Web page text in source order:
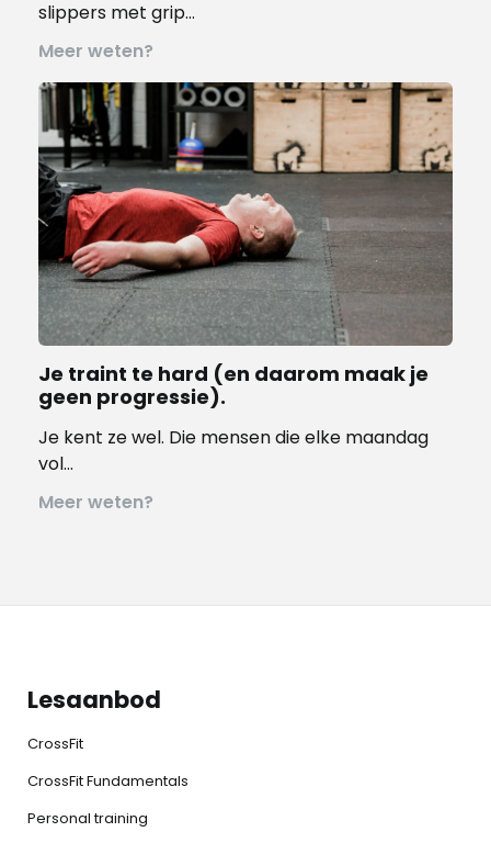
slippers met grip…
Meer weten?
Je traint te hard (en daarom maak je
geen progressie).
Je kent ze wel. Die mensen die elke maandag
vol…
Meer weten?
Lesaanbod
CrossFit
CrossFit Fundamentals
Personal training